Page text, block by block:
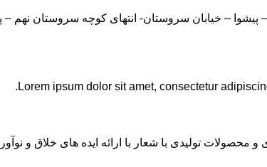
Lorem ipsum dolor sit amet, consectetur
و محصولات تولیدی با شعار با ارائه ایده های خلاق